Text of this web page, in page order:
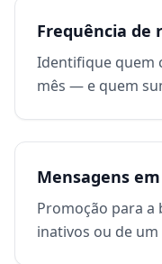
Frequência de
Identifique quem
mês — e quem
Mensagens
Promoção para a
inativos ou de